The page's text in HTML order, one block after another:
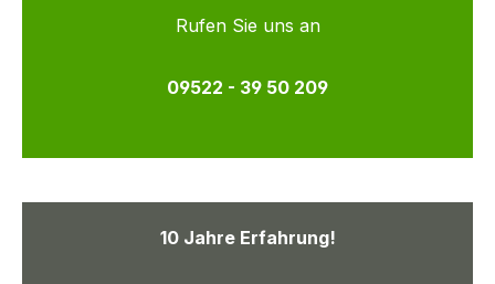
Rufen Sie uns an
09522 - 39 50 209
10 Jahre Erfahrung!